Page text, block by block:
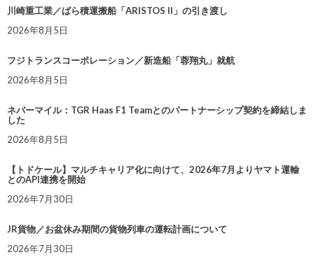
川崎重工業／ばら積運搬船「ARISTOS II」の引き渡し
2026年8月5日
フジトランスコーポレーション／新造船「蓉翔丸」就航
2026年8月5日
ネバーマイル：TGR Haas F1 Teamとのパートナーシップ契約を締結しま
した
2026年8月5日
【トドケール】マルチキャリア化に向けて、2026年7月よりヤマト運輸
とのAPI連携を開始
2026年7月30日
JR貨物／お盆休み期間の貨物列車の運転計画について
2026年7月30日